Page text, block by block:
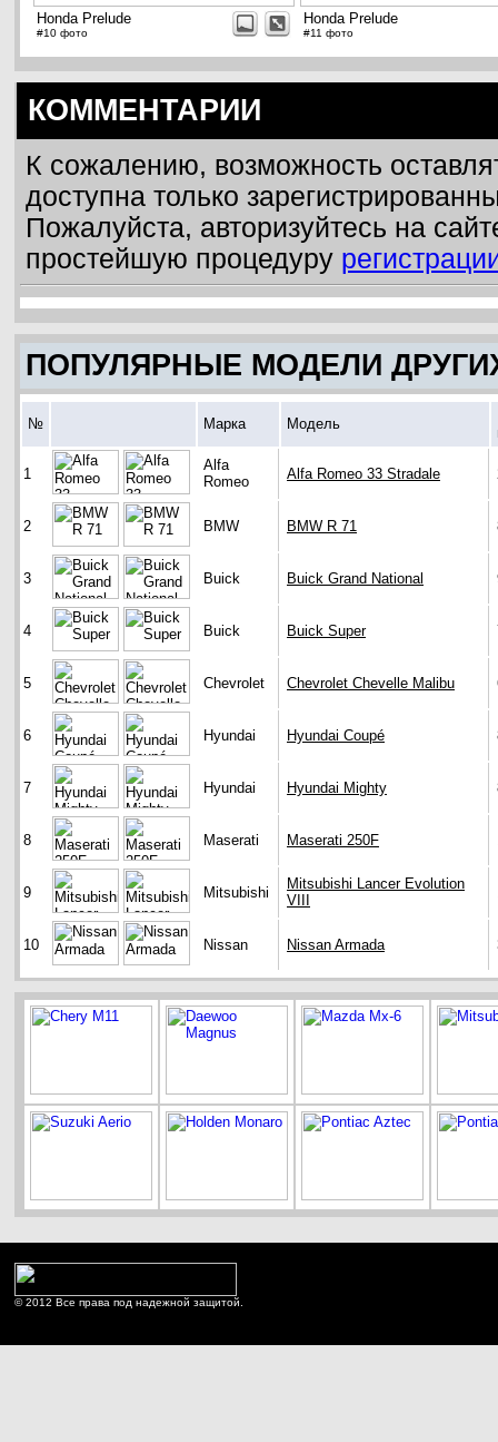
Honda Prelude
#10 фото
Honda Prelude
#11 фото
КОММЕНТАРИИ
К сожалению, возможность
доступна только
Пожалуйста, авторизуйтесь на
простейшую процедуру
ПОПУЛЯРНЫЕ МОДЕЛИ
№ Марка Модель
1
Alfa
Romeo
Alfa Romeo 33 Stradale
2 BMW BMW R 71
3 Buick Buick Grand National
4 Buick Buick Super
5 Chevrolet Chevrolet Chevelle Malibu
6 Hyundai Hyundai Coupé
7 Hyundai Hyundai Mighty
8 Maserati Maserati 250F
9 Mitsubishi
Mitsubishi Lancer Evolution
VIII
10 Nissan Nissan Armada
© 2012 Все права под надежной защитой.